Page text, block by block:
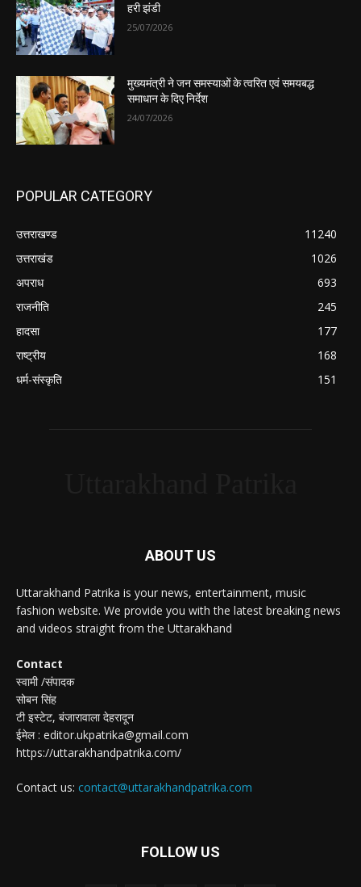
हरी झंडी
25/07/2026
मुख्यमंत्री ने जन समस्याओं के त्वरित एवं समयबद्ध
समाधान के दिए निर्देश
24/07/2026
POPULAR CATEGORY
उत्तराखण्ड
11240
उत्तराखंड
1026
अपराध
693
राजनीति
245
हादसा
177
राष्ट्रीय
168
धर्म-संस्कृति
151
ABOUT US
Uttarakhand Patrika is your news, entertainment, music
fashion website. We provide you with the latest breaking news
and videos straight from the Uttarakhand
Contact
स्वामी /संपादक
सोबन सिंह
टी इस्टेट, बंजारावाला देहरादून
ईमेल : editor.ukpatrika@gmail.com
https://uttarakhandpatrika.com/
Contact us: contact@uttarakhandpatrika.com
FOLLOW US